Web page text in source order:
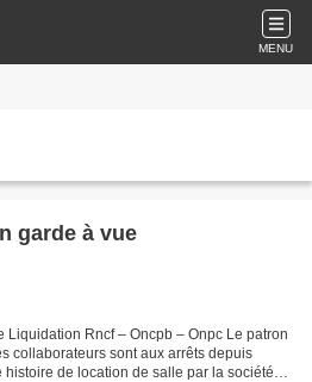
MENU
garde à vue
Liquidation Rncf – Oncpb – Onpc Le patron
collaborateurs sont aux arrêts depuis
de location de salle par la société